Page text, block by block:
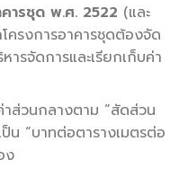
ารชุด พ.ศ. 2522 (และ
ครงการอาคารชุดต้องจัด
รจัดการและเรียกเก็บค่า
าส่วนกลางตาม “สัดส่วน
น “บาทต่อตารางเมตรต่อ
ง